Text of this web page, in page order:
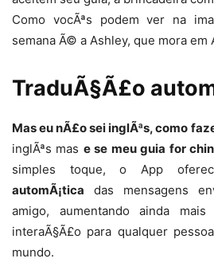
Como vocÃªs podem ver na
semana Ã© a Ashley, que mora em
TraduÃ§Ã£o
Mas eu nÃ£o sei inglÃªs, como
inglÃªs mas e se meu guia for
simples toque, o App
automÃ¡tica das mensagens
amigo, aumentando ainda
interaÃ§Ã£o para qualquer
mundo.